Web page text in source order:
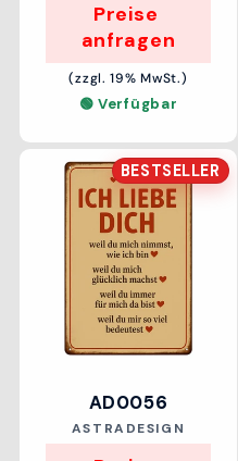
Preise
anfragen
(zzgl. 19% MwSt.)
🟢 Verfügbar
BESTSELLER
AD0056
Anbieter:
ASTRADESIGN